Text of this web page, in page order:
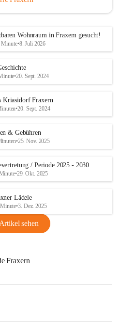
Wohnraum in Fraxern gesucht!
Minute•8. Juli 2026
•20. Sept. 2024
Kriasidorf Fraxern
•20. Sept. 2024
& Gebühren
•25. Nov. 2025
/ Periode 2025 - 2030
•29. Okt. 2025
Lädele
•3. Dez. 2025
sehen
Fraxern